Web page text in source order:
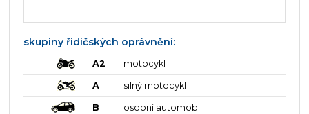
skupiny řidičských oprávnění:
A2 motocykl
A silný motocykl
B osobní automobil